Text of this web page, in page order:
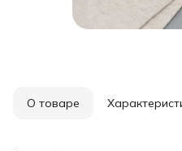
О товаре